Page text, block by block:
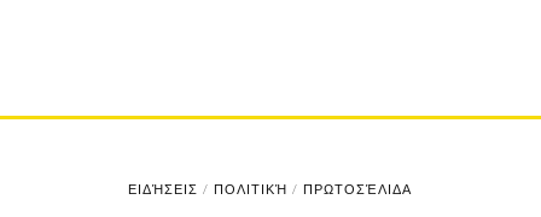
ΕΙΔΉΣΕΙΣ / ΠΟΛΙΤΙΚΉ / ΠΡΩΤΟΣΈΛΙΔΑ